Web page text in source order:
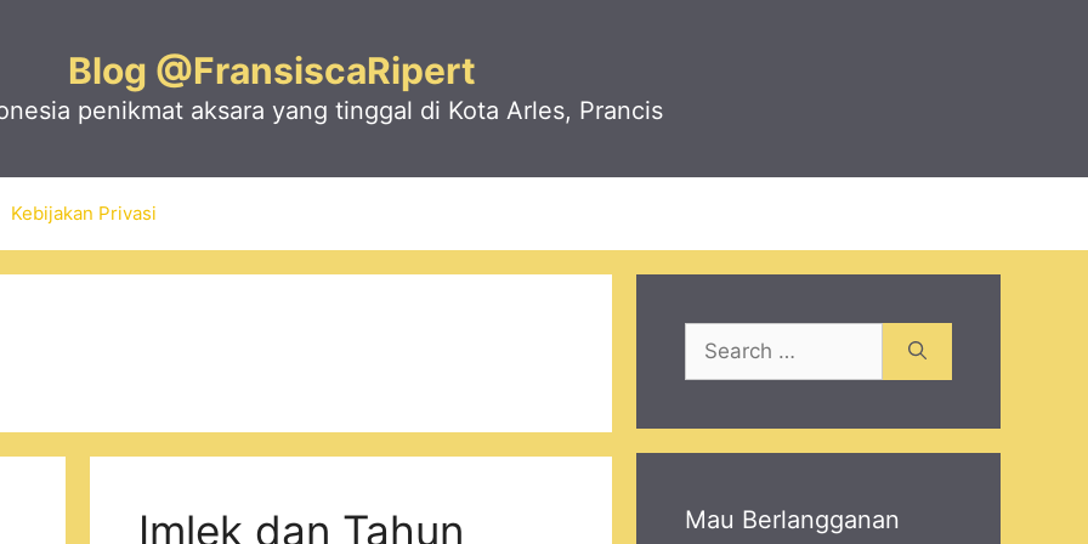
Blog @FransiscaRipert
penikmat aksara yang tinggal di Kota Arles, Prancis
Kebijakan Privasi
Imlek dan Tahun
Search
for:
Mau Berlangganan